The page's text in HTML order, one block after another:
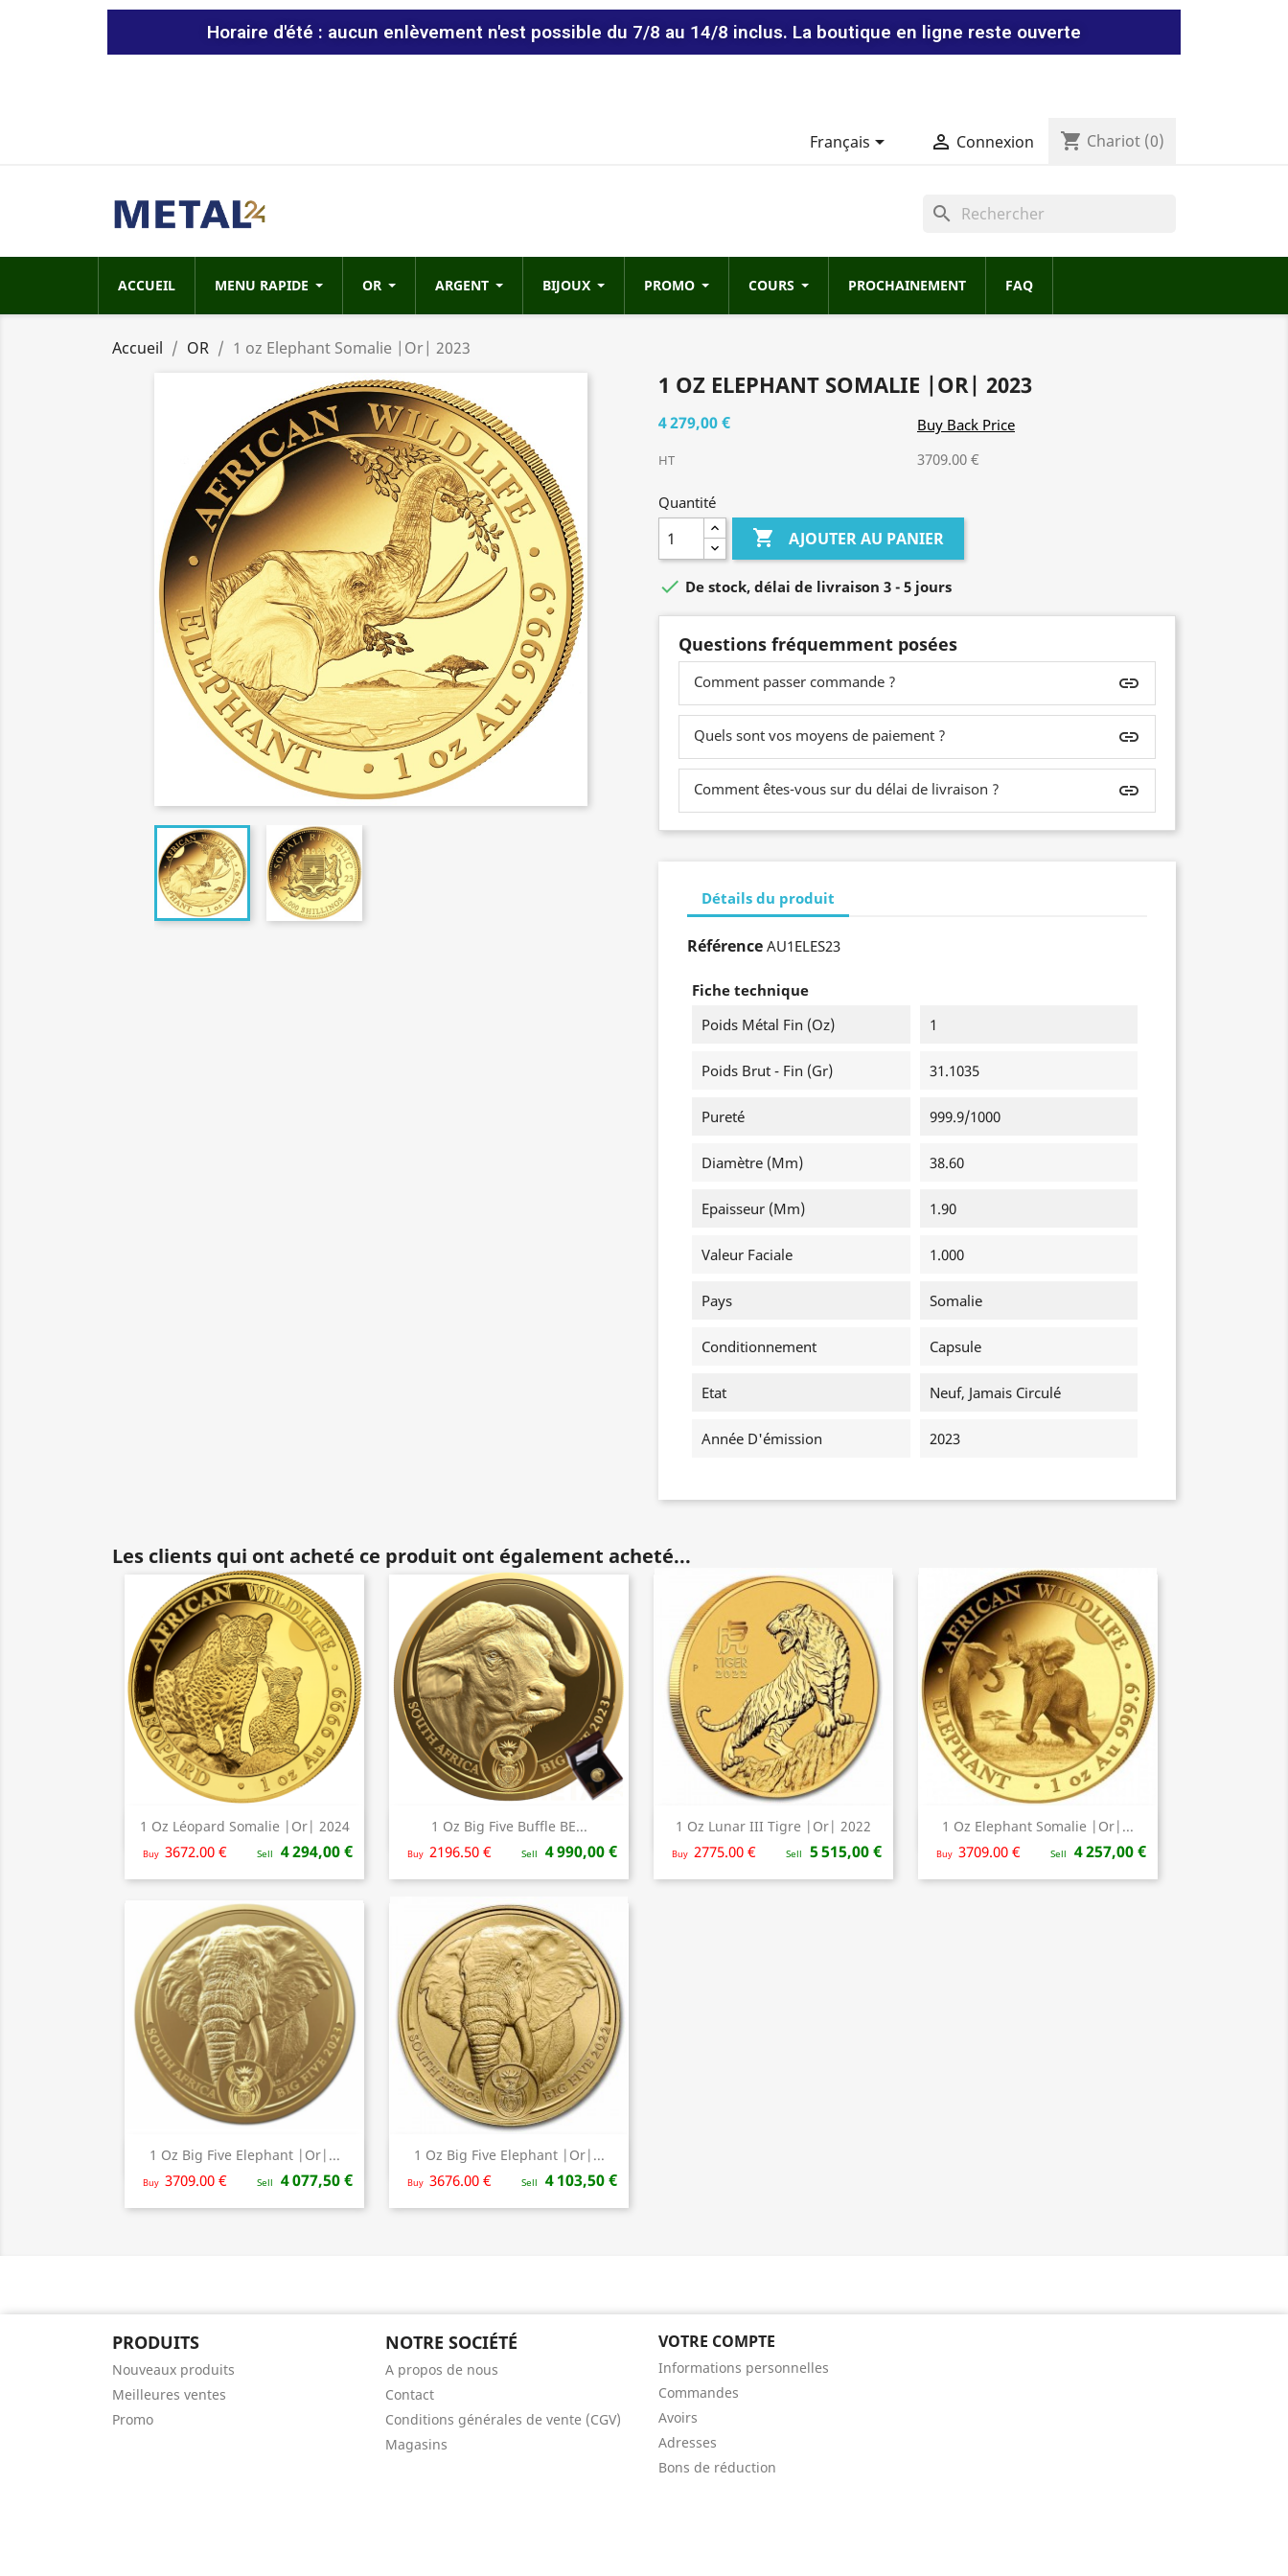
Horaire d'été : aucun enlèvement n'est possible du 7/8 au 14/8 inclus. La boutique en ligne reste ouverte
Français  Connexion shopping_cart Chariot (0)
search
ACCUEIL MENU RAPIDE OR ARGENT BIJOUX PROMO COURS PROCHAINEMENT FAQ
Accueil OR 1 oz Elephant Somalie |Or| 2023
1 OZ ELEPHANT SOMALIE |OR| 2023
4 279,00 €
Buy Back Price
3709.00 €
HT
Quantité
 AJOUTER AU PANIER
 De stock, délai de livraison 3 - 5 jours
Questions fréquemment posées
Comment passer commande ? insert_link
Quels sont vos moyens de paiement ? insert_link
Comment êtes-vous sur du délai de livraison ? insert_link
Détails du produit
Référence AU1ELES23
Fiche technique
Poids Métal Fin (oz)
1
Poids Brut - Fin (gr) 31.1035
Pureté 999.9/1000
Diamètre (mm) 38.60
Epaisseur (mm) 1.90
Valeur Faciale 1.000
Pays Somalie
Conditionnement Capsule
Etat Neuf, Jamais Circulé
Année D'émission 2023
Les clients qui ont acheté ce produit ont également acheté...
1 Oz Léopard Somalie |Or| 2024
Buy 3672.00 € Sell 4 294,00 €
Aperçu rapide 1 Oz Big Five Buffle BE...
Buy 2196.50 € Sell 4 990,00 €
Aperçu rapide 1 Oz Lunar III Tigre |Or| 2022
Buy 2775.00 € Sell 5 515,00 €
Aperçu rapide 1 Oz Elephant Somalie |Or|...
Buy 3709.00 € Sell 4 257,00 €
Aperçu rapide
1 Oz Big Five Elephant |Or|...
Buy 3709.00 € Sell 4 077,50 €
 Aperçu rapide 1 Oz Big Five Elephant |Or|...
Buy 3676.00 € Sell 4 103,50 €
 Aperçu rapide
PRODUITS
Nouveaux produits
Meilleures ventes
Promo
NOTRE SOCIÉTÉ
A propos de nous
Contact
Conditions générales de vente (CGV)
Magasins
VOTRE COMPTE
Informations personnelles
Commandes
Avoirs
Adresses
Bons de réduction